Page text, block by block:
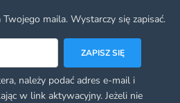
maila. Wystarczy się zapisać.
ZAPISZ SIĘ
należy podać adres e-mail i
w link aktywacyjny. Jeżeli nie